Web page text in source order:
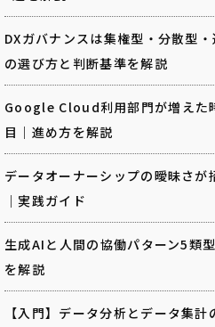
DXガバナンスは集権型・分散型
の選び方と判断基準を解説
Google Cloud利用部門が増えた
目｜進め方を解説
データオーナーシップの曖昧さ
｜実践ガイド
生成AIと人間の協働パターン5類
を解説
【入門】データ分析とデータ集